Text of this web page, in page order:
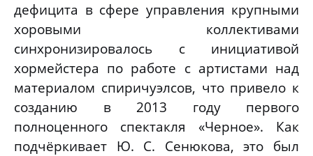
дефицита в сфере управления крупными
хоровыми коллективами
синхронизировалось с инициативой
хормейстера по работе с артистами над
материалом спиричуэлсов, что привело к
созданию в 2013 году первого
полноценного спектакля «Черное». Как
подчёркивает Ю. С. Сенюкова, это был